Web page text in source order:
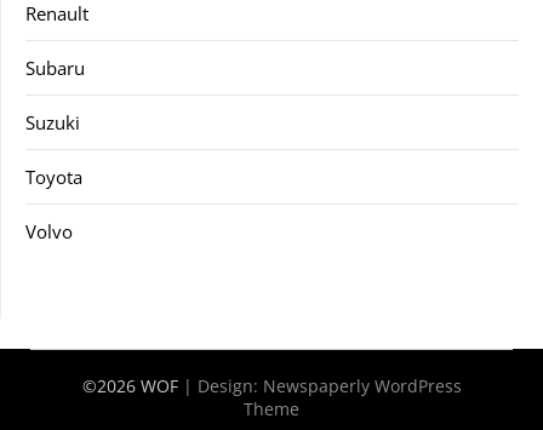
Renault
Subaru
Suzuki
Toyota
Volvo
©2026 WOF | Design: Newspaperly WordPress
Theme